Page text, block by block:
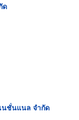
ด
นชั่นแนล จำกัด